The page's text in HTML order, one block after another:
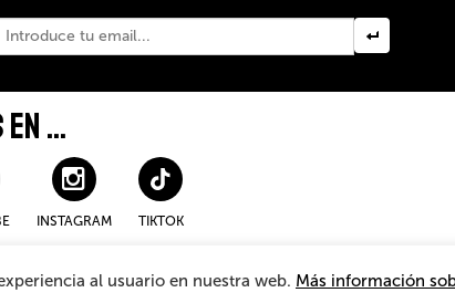
...
INSTAGRAM TIKTOK
Sistema Interno de Información
al usuario en nuestra web. Más información